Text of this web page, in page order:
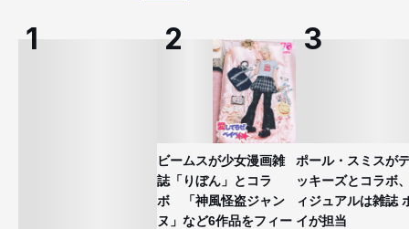
ビームスが少女漫画雑
誌「りぼん」とコラ
ボ 「神風怪盗ジャン
ヌ」など6作品をフィー
ポール・スミスが
ッキーズとコラボ
ィジュアルは雑誌
イが担当